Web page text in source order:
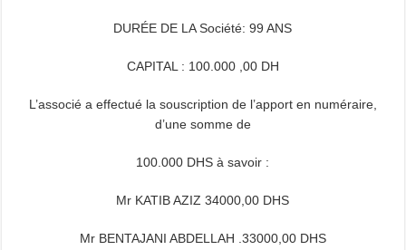
DURÉE DE LA Société: 99 ANS
CAPITAL : 100.000 ,00 DH
L’associé a effectué la souscription de l’apport en numéraire,
d’une somme de
100.000 DHS à savoir :
Mr KATIB AZIZ 34000,00 DHS
Mr BENTAJANI ABDELLAH .33000,00 DHS